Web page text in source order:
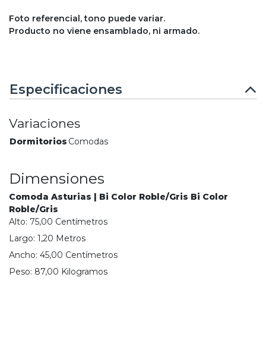
Foto referencial, tono puede variar.
Producto no viene ensamblado, ni armado.
Especificaciones
Variaciones
Dormitorios Comodas
Dimensiones
Comoda Asturias | Bi Color Roble/Gris Bi Color
Roble/Gris
Alto: 75,00 Centímetros
Largo: 1,20 Metros
Ancho: 45,00 Centímetros
Peso: 87,00 Kilogramos